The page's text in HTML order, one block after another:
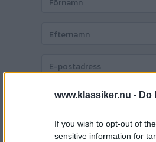
www.klassiker.nu - Do
If you wish to opt-out of
sensitive information for
Att betala: 69:-